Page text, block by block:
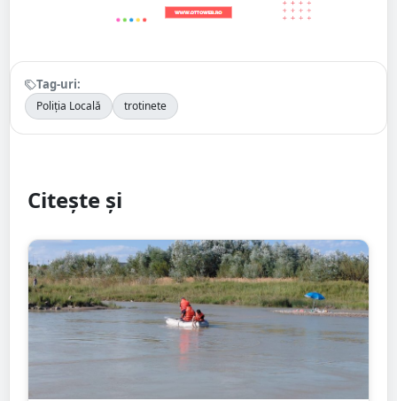
Tag-uri:
Poliția Locală trotinete
Citește și